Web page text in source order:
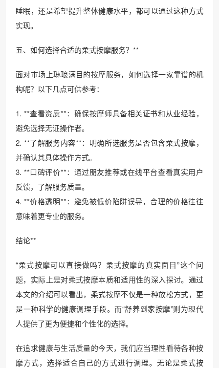
睡眠，还是希望提升整体健康水平，都可以通过这种方式
实现。
五、如何选择合适的柔式按摩服务？**
面对市场上琳琅满目的按摩服务，如何选择一家靠谱的机
构呢？以下几点可供参考：
1. **查看资质**：确保按摩师具备相关证书和从业经验，
避免选择无证操作者。
2. **了解服务内容**：明确所选服务是否包含柔式按摩，
并确认其具体操作方式。
3. **口碑评价**：通过朋友推荐或在线平台查看真实用户
反馈，了解服务质量。
4. **价格透明**：避免被低价陷阱误导，合理的价格往往
意味着更专业的服务。
结论**
“柔式按摩可以直接做吗？柔式按摩的真实面目”这个问
题，实际上是对柔式按摩本质和适用性的深入探讨。通过
本文的介绍可以看出，柔式按摩不仅是一种放松方式，更
是一种科学的健康调理手段。而“舒养到家按摩”则为现代
人提供了更为便捷和个性化的选择。
在追求健康与生活质量的今天，我们应当理性看待各种按
摩方式，选择适合自己的方式进行调理。无论是柔式按